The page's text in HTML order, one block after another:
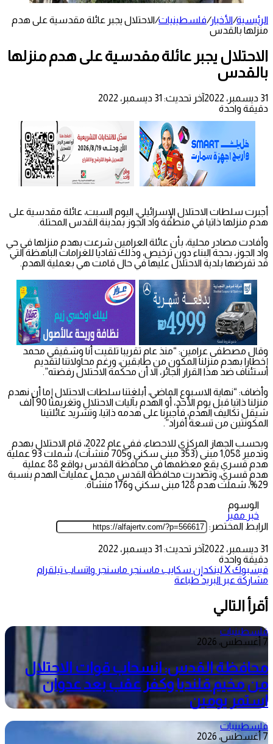
الرئيسية/الأخبار/فلسطينيات/الاحتلال يجبر عائلة مقدسية على هدم
منزلها بالقدس
الاحتلال يجبر عائلة مقدسية على هدم منزلها
بالقدس
31 ديسمبر، 2022
آخر تحديث: 31 ديسمبر، 2022
دقيقة واحدة
أجبرت سلطات الاحتلال الإسرائيلي، اليوم السبت، عائلة مقدسية على
هدم منزلها ذاتيا في منطقة واد الجوز بمدينة القدس المحتلة.
وأفادت مصادر محلية، بأن عائلة العرامين شرعت بهدم منزلها في حي
واد الجوز، بحجة البناء دون ترخيص، وذلك تفاديا للغرامات الباهظة التي
قد تفرضها بلدية الاحتلال عليها في حال قامت هي بعملية الهدم.
وقال مصطفى عرامين: “منذ عام تقريبا تلقيت أنا وشقيقي محمد
إخطارا بهدم منزلنا المكون من طابقين، ورغم محاولاتنا لتقديم
استئناف ضد هذا القرار الجائر، الا أن محكمة الاحتلال رفضته”.
وأضاف: “نهاية الاسبوع الماضي، أبلغتنا سلطات الاحتلال إما أن نهدم
منزلنا ذاتيا قبل يوم الأحد، أو الهدم بآليات الاحتلال وتغريمنا 90 ألف
شيقل تكاليف الهدم، فأجبرنا على هدمه ذاتيا، وتشريد عائلتينا
المكونتين من تسعة أفراد”.
وبحسب الجهاز المركزي للاحصاء، ففي عام 2022، قام الاحتلال بهدم
وتدمير 1,058 مبنى (353 مبنى سكني و705 منشآت)، شملت 93 عملية
هدم قسري يقع معظمها في محافظة القدس بواقع 88 عملية
هدم قسري، وتصدرت محافظة القدس مجمل عمليات الهدم بنسبة
29%، شملت هدم 128 مبنى سكني و176 منشأة.
الوسوم
خبر مميز
الرابط المختصر:
31 ديسمبر، 2022
آخر تحديث: 31 ديسمبر، 2022
دقيقة واحدة
فيسبوك‫Xلينكدإن سكايب ماسنجر ماسنجر واتساب تيلقرام
مشاركة عبر البريد طباعة
أقرأ التالي
فلسطينيات
7 أغسطس، 2026
محافظة القدس: انسحاب قوات الاحتلال
من مخيم قلنديا وكفر عقب بعد عدوان
استمر يومين
فلسطينيات
7 أغسطس، 2026